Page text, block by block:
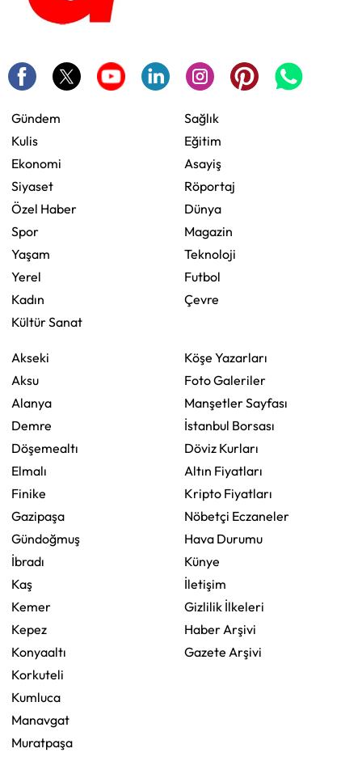
Gündem
Kulis
Ekonomi
Siyaset
Özel Haber
Spor
Yaşam
Yerel
Kadın
Kültür Sanat
Sağlık
Eğitim
Asayiş
Röportaj
Dünya
Magazin
Teknoloji
Futbol
Çevre
Akseki
Aksu
Alanya
Demre
Döşemealtı
Elmalı
Finike
Gazipaşa
Gündoğmuş
İbradı
Kaş
Kemer
Kepez
Konyaaltı
Korkuteli
Kumluca
Manavgat
Muratpaşa
Köşe Yazarları
Foto Galeriler
Manşetler Sayfası
İstanbul Borsası
Döviz Kurları
Altın Fiyatları
Kripto Fiyatları
Nöbetçi Eczaneler
Hava Durumu
Künye
İletişim
Gizlilik İlkeleri
Haber Arşivi
Gazete Arşivi